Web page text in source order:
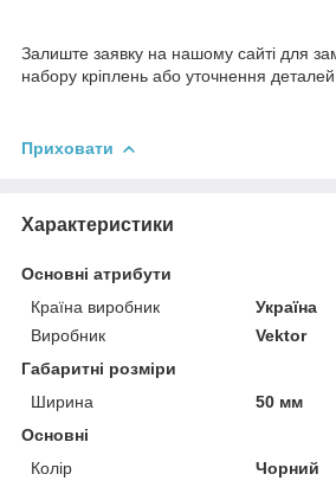
Залиште заявку на нашому сайті для
набору кріплень або уточнення деталей.
Приховати
Характеристики
Основні атрибути
Країна виробник
Україна
Виробник
Vektor
Габаритні розміри
Ширина
50 мм
Основні
Колір
Чорний